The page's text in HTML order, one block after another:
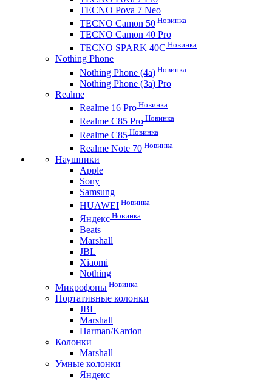
TECNO Pova 7 Neo
TECNO Camon 50 Новинка
TECNO Camon 40 Pro
TECNO SPARK 40C Новинка
Nothing Phone
Nothing Phone (4a) Новинка
Nothing Phone (3a) Pro
Realme
Realme 16 Pro Новинка
Realme C85 Pro Новинка
Realme C85 Новинка
Realme Note 70 Новинка
Наушники
Apple
Sony
Samsung
HUAWEI Новинка
Яндекс Новинка
Beats
Marshall
JBL
Xiaomi
Nothing
Микрофоны Новинка
Портативные колонки
JBL
Marshall
Harman/Kardon
Колонки
Marshall
Умные колонки
Яндекс